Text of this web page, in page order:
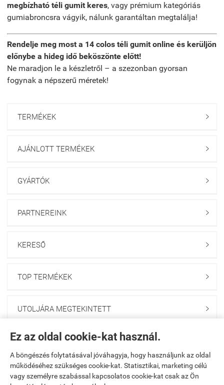
Ez az oldal cookie-kat használ.
A böngészés folytatásával jóváhagyja, hogy használjunk az oldal
működéséhez szükséges cookie-kat. Statisztikai, marketing célú
vagy személyre szabással kapcsolatos cookie-kat csak az Ön
megbízható téli gumit keres, vagy prémium kategóriás
gumiabroncsra vágyik, nálunk garantáltan megtalálja!
Rendelje meg most a 14 colos téli gumit online és kerüljön
előnybe a hideg idő beköszönte előtt!
Ne maradjon le a készletről – a szezonban gyorsan
fogynak a népszerű méretek!
TERMÉKEK 
AJÁNLOTT TERMÉKEK 
GYÁRTÓK 
PARTNEREINK 
KERESŐ 
TOP TERMÉKEK 
UTOLJÁRA MEGTEKINTETT 
HÍRLEVÉL FELIRATKOZÁS
Kezdőlap|Regisztráció|Kosár tartalma, megrendelés |